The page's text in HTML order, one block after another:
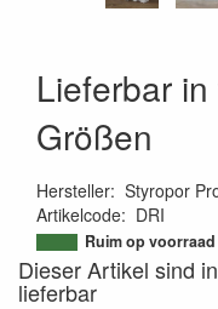
Lieferbar
Größen
Hersteller: Styropor
Artikelcode: DRI
9506989619215
Ruim op voorraad
Dieser Artikel sind
lieferbar